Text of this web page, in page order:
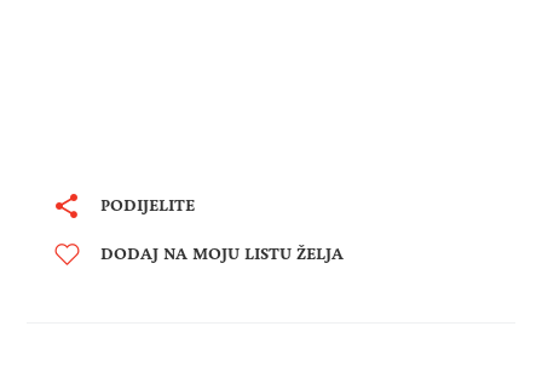
PODIJELITE
DODAJ NA MOJU LISTU ŽELJA